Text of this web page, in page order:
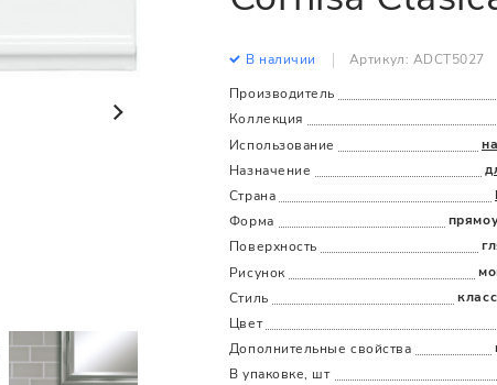
Все
В наличии
Артикул: ADCT5027
Производитель
Коллекция
Использование
Назначение
Страна
Форма
Поверхность
Рисунок
Стиль
Цвет
Дополнительные cвойства
В упаковке, шт